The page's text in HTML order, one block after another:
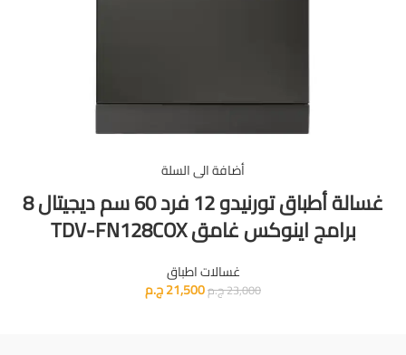
أضافة الى السلة
غسالة أطباق تورنيدو 12 فرد 60 سم ديجيتال 8
برامج اينوكس غامق TDV-FN128COX
غسالات اطباق
23,000ج.م21,500ج.م